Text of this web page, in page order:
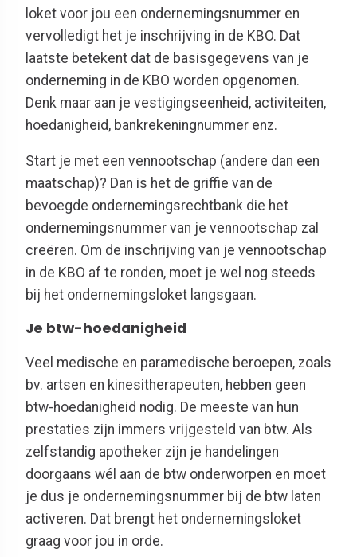
loket voor jou een ondernemingsnummer en
vervolledigt het je inschrijving in de KBO. Dat
laatste betekent dat de basisgegevens van je
onderneming in de KBO worden opgenomen.
Denk maar aan je vestigingseenheid, activiteiten,
hoedanigheid, bankrekeningnummer enz.
Start je met een vennootschap (andere dan een
maatschap)? Dan is het de griffie van de
bevoegde ondernemingsrechtbank die het
ondernemingsnummer van je vennootschap zal
creëren. Om de inschrijving van je vennootschap
in de KBO af te ronden, moet je wel nog steeds
bij het ondernemingsloket langsgaan.
Je btw-hoedanigheid
Veel medische en paramedische beroepen, zoals
bv. artsen en kinesitherapeuten, hebben geen
btw-hoedanigheid nodig. De meeste van hun
prestaties zijn immers vrijgesteld van btw. Als
zelfstandig apotheker zijn je handelingen
doorgaans wél aan de btw onderworpen en moet
je dus je ondernemingsnummer bij de btw laten
activeren. Dat brengt het ondernemingsloket
graag voor jou in orde.